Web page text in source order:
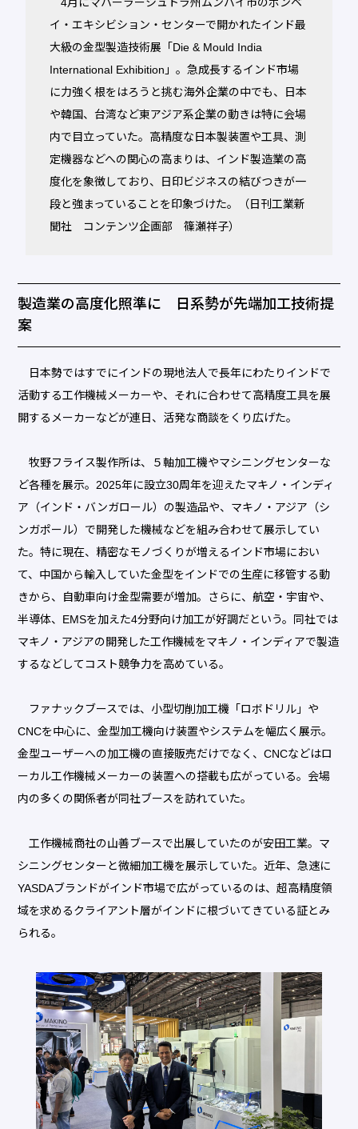
4月にマハーラーシュトラ州ムンバイ市のボンベ
イ・エキシビション・センターで開かれたインド最
大級の金型製造技術展「Die & Mould India
International Exhibition」。急成長するインド市場
に力強く根をはろうと挑む海外企業の中でも、日本
や韓国、台湾など東アジア系企業の動きは特に会場
内で目立っていた。高精度な日本製装置や工具、測
定機器などへの関心の高まりは、インド製造業の高
度化を象徴しており、日印ビジネスの結びつきが一
段と強まっていることを印象づけた。（日刊工業新
聞社 コンテンツ企画部 篠瀬祥子）
製造業の高度化照準に 日系勢が先端加工技術提
案
日本勢ではすでにインドの現地法人で長年にわたりインドで
活動する工作機械メーカーや、それに合わせて高精度工具を展
開するメーカーなどが連日、活発な商談をくり広げた。
牧野フライス製作所は、５軸加工機やマシニングセンターな
ど各種を展示。2025年に設立30周年を迎えたマキノ・インディ
ア（インド・バンガロール）の製造品や、マキノ・アジア（シ
ンガポール）で開発した機械などを組み合わせて展示してい
た。特に現在、精密なモノづくりが増えるインド市場におい
て、中国から輸入していた金型をインドでの生産に移管する動
きから、自動車向け金型需要が増加。さらに、航空・宇宙や、
半導体、EMSを加えた4分野向け加工が好調だという。同社では
マキノ・アジアの開発した工作機械をマキノ・インディアで製造
するなどしてコスト競争力を高めている。
ファナックブースでは、小型切削加工機「ロボドリル」や
CNCを中心に、金型加工機向け装置やシステムを幅広く展示。
金型ユーザーへの加工機の直接販売だけでなく、CNCなどはロ
ーカル工作機械メーカーの装置への搭載も広がっている。会場
内の多くの関係者が同社ブースを訪れていた。
工作機械商社の山善ブースで出展していたのが安田工業。マ
シニングセンターと微細加工機を展示していた。近年、急速に
YASDAブランドがインド市場で広がっているのは、超高精度領
域を求めるクライアント層がインドに根づいてきている証とみ
られる。